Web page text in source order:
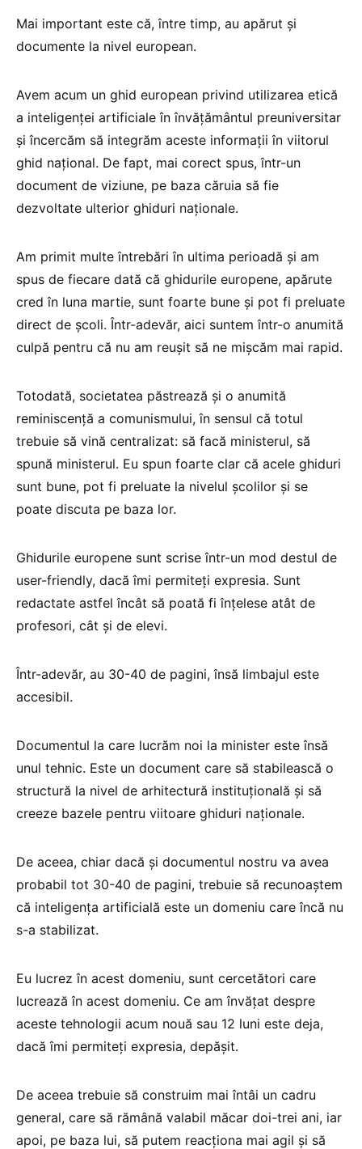
Mai important este că, între timp, au apărut și
documente la nivel european.
Avem acum un ghid european privind utilizarea etică
a inteligenței artificiale în învățământul preuniversitar
și încercăm să integrăm aceste informații în viitorul
ghid național. De fapt, mai corect spus, într-un
document de viziune, pe baza căruia să fie
dezvoltate ulterior ghiduri naționale.
Am primit multe întrebări în ultima perioadă și am
spus de fiecare dată că ghidurile europene, apărute
cred în luna martie, sunt foarte bune și pot fi preluate
direct de școli. Într-adevăr, aici suntem într-o anumită
culpă pentru că nu am reușit să ne mișcăm mai rapid.
Totodată, societatea păstrează și o anumită
reminiscență a comunismului, în sensul că totul
trebuie să vină centralizat: să facă ministerul, să
spună ministerul. Eu spun foarte clar că acele ghiduri
sunt bune, pot fi preluate la nivelul școlilor și se
poate discuta pe baza lor.
Ghidurile europene sunt scrise într-un mod destul de
user-friendly, dacă îmi permiteți expresia. Sunt
redactate astfel încât să poată fi înțelese atât de
profesori, cât și de elevi.
Într-adevăr, au 30-40 de pagini, însă limbajul este
accesibil.
Documentul la care lucrăm noi la minister este însă
unul tehnic. Este un document care să stabilească o
structură la nivel de arhitectură instituțională și să
creeze bazele pentru viitoare ghiduri naționale.
De aceea, chiar dacă și documentul nostru va avea
probabil tot 30-40 de pagini, trebuie să recunoaștem
că inteligența artificială este un domeniu care încă nu
s-a stabilizat.
Eu lucrez în acest domeniu, sunt cercetători care
lucrează în acest domeniu. Ce am învățat despre
aceste tehnologii acum nouă sau 12 luni este deja,
dacă îmi permiteți expresia, depășit.
De aceea trebuie să construim mai întâi un cadru
general, care să rămână valabil măcar doi-trei ani, iar
apoi, pe baza lui, să putem reacționa mai agil și să